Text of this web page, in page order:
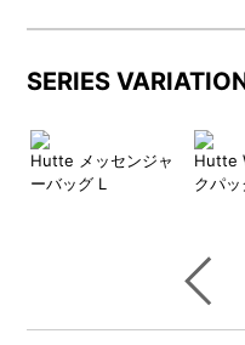
生地は撥水加工をした
ストップを採用。
した。
カラーはモノトーンで
ィブに演出します。
SERIES
Hutte メッセンジャ
ーバッグ L
Hutte
クパッ